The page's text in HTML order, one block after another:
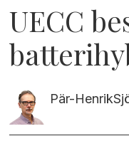
UECC
Pär-Henrik